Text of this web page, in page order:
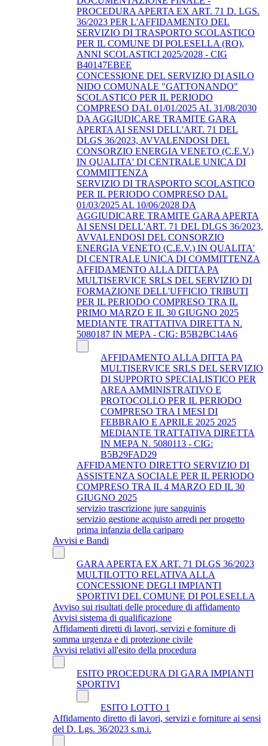
PROCEDURA APERTA EX ART. 71 D. LGS.
36/2023 PER L'AFFIDAMENTO DEL
SERVIZIO DI TRASPORTO SCOLASTICO
PER IL COMUNE DI POLESELLA (RO),
ANNI SCOLASTICI 2025/2028 - CIG
B40147EBEE
CONCESSIONE DEL SERVIZIO DI ASILO
NIDO COMUNALE "GATTONANDO"
SCOLASTICO PER IL PERIODO
COMPRESO DAL 01/01/2025 AL 31/08/2030
DA AGGIUDICARE TRAMITE GARA
APERTA AI SENSI DELL'ART. 71 DEL
DLGS 36/2023, AVVALENDOSI DEL
CONSORZIO ENERGIA VENETO (C.E.V.)
IN QUALITA' DI CENTRALE UNICA DI
COMMITTENZA
SERVIZIO DI TRASPORTO SCOLASTICO
PER IL PERIODO COMPRESO DAL
01/03/2025 AL 10/06/2028 DA
AGGIUDICARE TRAMITE GARA APERTA
AI SENSI DELL'ART. 71 DEL DLGS 36/2023,
AVVALENDOSI DEL CONSORZIO
ENERGIA VENETO (C.E.V.) IN QUALITA'
DI CENTRALE UNICA DI COMMITTENZA
AFFIDAMENTO ALLA DITTA PA
MULTISERVICE SRLS DEL SERVIZIO DI
FORMAZIONE DELL'UFFICIO TRIBUTI
PER IL PERIODO COMPRESO TRA IL
PRIMO MARZO E IL 30 GIUGNO 2025
MEDIANTE TRATTATIVA DIRETTA N.
5080187 IN MEPA - CIG: B5B2BC14A6
AFFIDAMENTO ALLA DITTA PA
MULTISERVICE SRLS DEL SERVIZIO
DI SUPPORTO SPECIALISTICO PER
AREA AMMINISTRATIVO E
PROTOCOLLO PER IL PERIODO
COMPRESO TRA I MESI DI
FEBBRAIO E APRILE 2025 2025
MEDIANTE TRATTATIVA DIRETTA
IN MEPA N. 5080113 - CIG:
B5B29FAD29
AFFIDAMENTO DIRETTO SERVIZIO DI
ASSISTENZA SOCIALE PER IL PERIODO
COMPRESO TRA IL 4 MARZO ED IL 30
GIUGNO 2025
servizio trascrizione jure sanguinis
servizio gestione acquisto arredi per progetto
prima infanzia della cariparo
Avvisi e Bandi
GARA APERTA EX ART. 71 DLGS 36/2023
MULTILOTTO RELATIVA ALLA
CONCESSIONE DEGLI IMPIANTI
SPORTIVI DEL COMUNE DI POLESELLA
Avviso sui risultati delle procedure di affidamento
Avvisi sistema di qualificazione
Affidamenti diretti di lavori, servizi e forniture di
somma urgenza e di protezione civile
Avvisi relativi all'esito della procedura
ESITO PROCEDURA DI GARA IMPIANTI
SPORTIVI
ESITO LOTTO 1
Affidamento diretto di lavori, servizi e forniture ai sensi
del D. Lgs. 36/2023 s.m.i.